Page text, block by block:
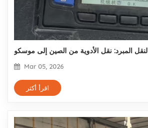
النقل المبرد: نقل الأدوية من الصين إلى موسكو
Mar 05, 2026
اقرأ أكثر